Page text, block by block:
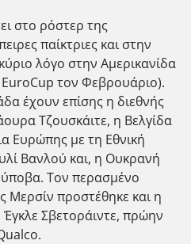
στο ρόστερ της
παίκτριες και στην
λόγο στην Αμερικανίδα
τον Φεβρουάριο).
έχουν επίσης η διεθνής
Τζουσκάιτε, η Βελγίδα
Ευρώπης με τη Εθνική
Βανλού και, η Ουκρανή
Τον περασμένο
Μερσίν προστέθηκε και η
Σβετοράιντε, πρώην